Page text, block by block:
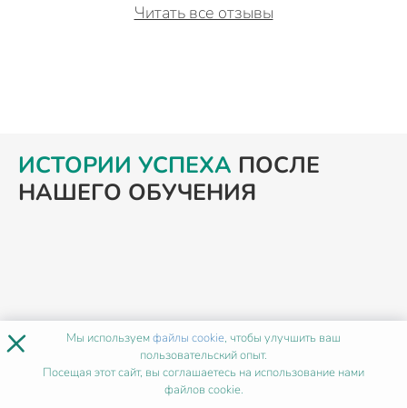
Читать все отзывы
ИСТОРИИ УСПЕХА ПОСЛЕ
НАШЕГО ОБУЧЕНИЯ
× Мы используемфайлы cookie, чтобы улучшить ваш
пользовательский опыт.
Посещая этот сайт, вы соглашаетесь на использование нами
файлов cookie.